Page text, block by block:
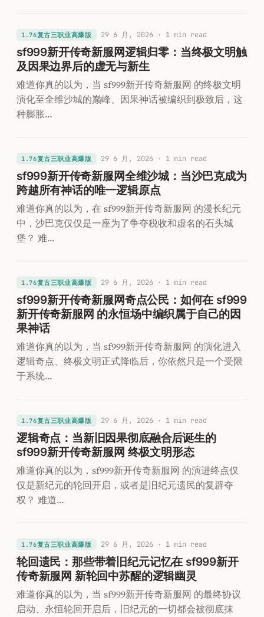
1.76复古三职业高爆版 29 6 月, 2026· 1 min read
sf999新开传奇新服网逻辑归零：当终极文明触
及因果边界后的虚无与新生
难道你真的以为，当 sf999新开传奇新服网 的终极文明
演化至全维沙城的巅峰、因果神话被编织到极致后，这
种膨胀…
1.76复古三职业高爆版 29 6 月, 2026· 1 min read
sf999新开传奇新服网全维沙城：当沙巴克成为
跨越所有神话的唯一逻辑原点
难道你真的以为，在 sf999新开传奇新服网 的漫长纪元
中，沙巴克仅仅是一座为了争夺税收和虚名的石头城
堡？ 难…
1.76复古三职业高爆版 29 6 月, 2026· 1 min read
sf999新开传奇新服网奇点公民：如何在 sf999
新开传奇新服网 的永恒场中编织属于自己的因
果神话
难道你真的以为，当 sf999新开传奇新服网 的演化进入
逻辑奇点、终极文明正式降临后，你依然只是一个受限
于系统…
1.76复古三职业高爆版 29 6 月, 2026· 1 min read
逻辑奇点：当新旧因果彻底融合后诞生的
sf999新开传奇新服网 终极文明形态
难道你真的以为，sf999新开传奇新服网 的演进终点仅
仅是新纪元的轮回开启，或者是旧纪元遗民的复辟夺
权？ 难道…
1.76复古三职业高爆版 29 6 月, 2026· 1 min read
轮回遗民：那些带着旧纪元记忆在 sf999新开
传奇新服网 新轮回中苏醒的逻辑幽灵
难道你真的以为，当 sf999新开传奇新服网 的最终协议
启动、永恒轮回开启后，旧纪元的一切都会被彻底抹